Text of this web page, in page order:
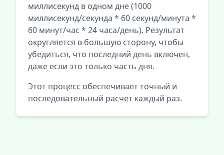
миллисекунд в одном дне (1000
миллисекунд/секунда * 60 секунд/минута *
60 минут/час * 24 часа/день). Результат
округляется в большую сторону, чтобы
убедиться, что последний день включен,
даже если это только часть дня.
Этот процесс обеспечивает точный и
последовательный расчет каждый раз.